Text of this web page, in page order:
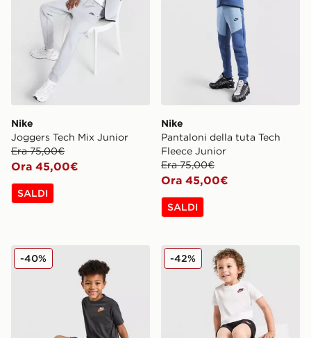
Nike
Joggers Tech Mix Junior
Era 75,00€
Ora 45,00€
SALDI
Nike
Pantaloni della tuta Tech
Fleece Junior
Era 75,00€
Ora 45,00€
SALDI
Nike Completo Maglia/Pantaloncino Bambino
-40% Nike Completo Maglia/
-42%